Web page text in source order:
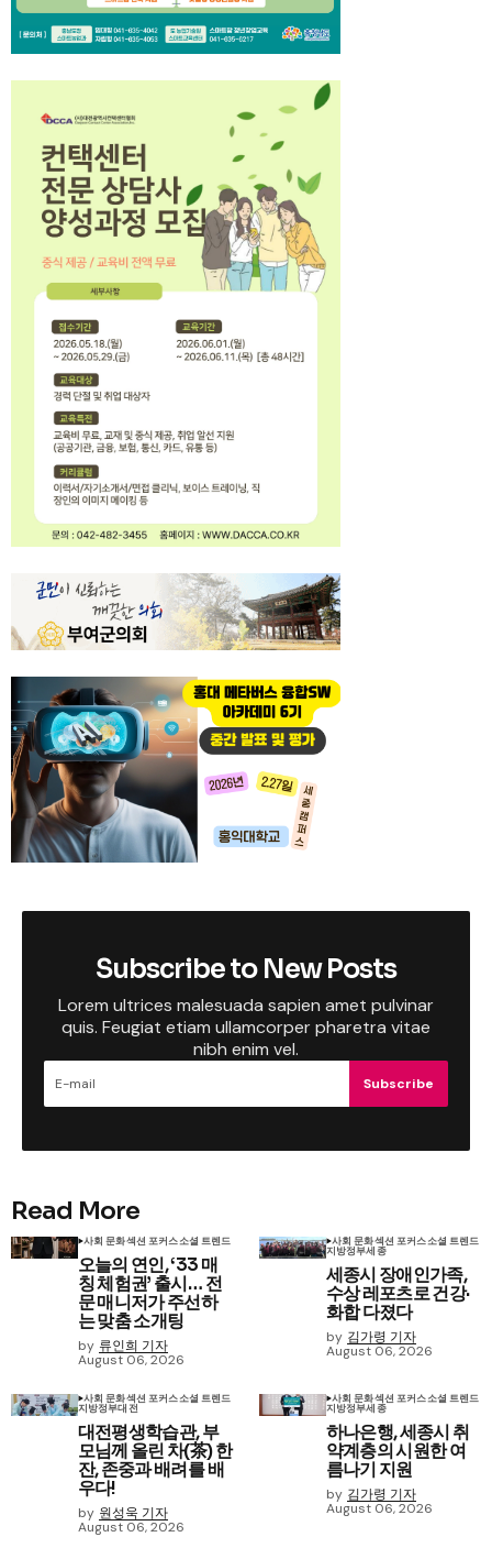
Subscribe to New Posts
Lorem ultrices malesuada sapien amet pulvinar
quis. Feugiat etiam ullamcorper pharetra vitae
nibh enim vel.
Subscribe
Read More
사회 문화섹션 포커스소셜 트렌드
오늘의 연인, ‘33 매
칭 체험권’ 출시… 전
문 매니저가 주선하
는 맞춤 소개팅
by 류인희 기자
August 06, 2026
사회 문화섹션 포커스소셜 트렌드
지방정부세종
세종시 장애인가족,
수상 레포츠로 건강·
화합 다졌다
by 김가령 기자
August 06, 2026
사회 문화섹션 포커스소셜 트렌드
지방정부대전
대전평생학습관, 부
모님께 올린 차(茶) 한
잔, 존중과 배려를 배
우다!
by 원성욱 기자
August 06, 2026
사회 문화섹션 포커스소셜 트렌드
지방정부세종
하나은행, 세종시 취
약계층의 시원한 여
름나기 지원
by 김가령 기자
August 06, 2026